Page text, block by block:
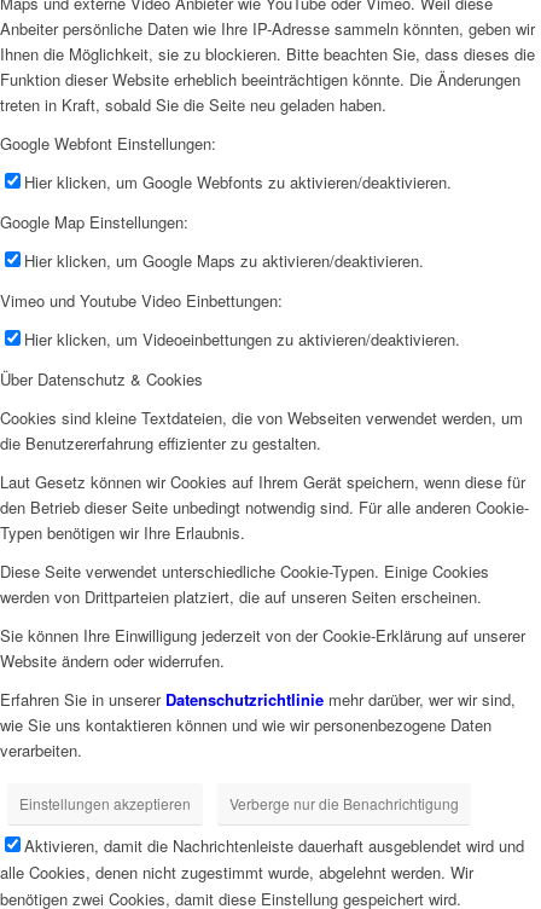
Anbeiter persönliche Daten wie Ihre IP-Adresse sammeln könnten, geben wir
Ihnen die Möglichkeit, sie zu blockieren. Bitte beachten Sie, dass dieses die
Funktion dieser Website erheblich beeinträchtigen könnte. Die Änderungen
treten in Kraft, sobald Sie die Seite neu geladen haben.
Google Webfont Einstellungen:
Hier klicken, um Google Webfonts zu aktivieren/deaktivieren.
Google Map Einstellungen:
Hier klicken, um Google Maps zu aktivieren/deaktivieren.
Vimeo und Youtube Video Einbettungen:
Hier klicken, um Videoeinbettungen zu aktivieren/deaktivieren.
Über Datenschutz & Cookies
Cookies sind kleine Textdateien, die von Webseiten verwendet werden, um
die Benutzererfahrung effizienter zu gestalten.
Laut Gesetz können wir Cookies auf Ihrem Gerät speichern, wenn diese für
den Betrieb dieser Seite unbedingt notwendig sind. Für alle anderen Cookie-
Typen benötigen wir Ihre Erlaubnis.
Diese Seite verwendet unterschiedliche Cookie-Typen. Einige Cookies
werden von Drittparteien platziert, die auf unseren Seiten erscheinen.
Sie können Ihre Einwilligung jederzeit von der Cookie-Erklärung auf unserer
Website ändern oder widerrufen.
Erfahren Sie in unserer Datenschutzrichtlinie mehr darüber, wer wir sind,
wie Sie uns kontaktieren können und wie wir personenbezogene Daten
verarbeiten.
Einstellungen akzeptieren Verberge nur die Benachrichtigung
Aktivieren, damit die Nachrichtenleiste dauerhaft ausgeblendet wird und
alle Cookies, denen nicht zugestimmt wurde, abgelehnt werden. Wir
benötigen zwei Cookies, damit diese Einstellung gespeichert wird.